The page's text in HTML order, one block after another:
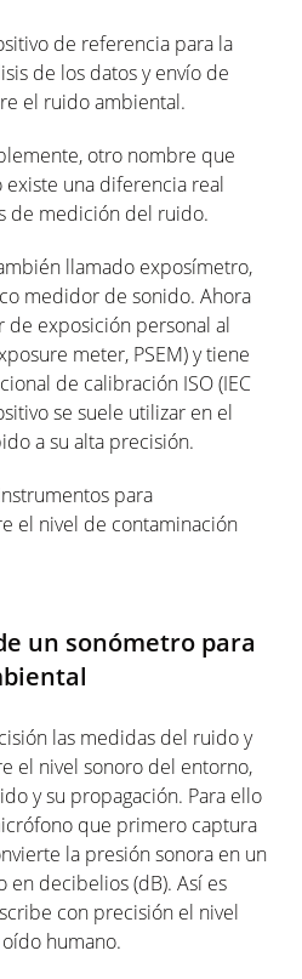
de referencia para la
de los datos y envío de
el ruido ambiental.
otro nombre que
una diferencia real
de medición del ruido.
llamado exposímetro,
medidor de sonido. Ahora
exposición personal al
meter, PSEM) y tiene
de calibración ISO (IEC
se suele utilizar en el
a su alta precisión.
para
el nivel de contaminación
un sonómetro para
las medidas del ruido y
el nivel sonoro del entorno,
y su propagación. Para ello
que primero captura
la presión sonora en un
en decibelios (dB). Así es
con precisión el nivel
humano.